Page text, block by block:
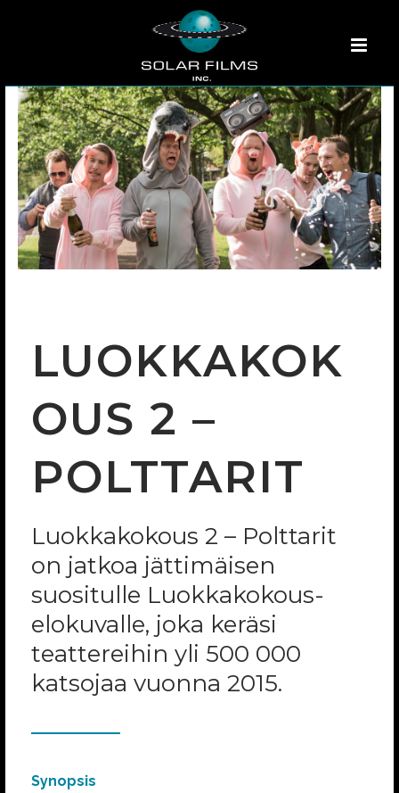
LUOKKAKOK
OUS 2 –
POLTTARIT
Luokkakokous 2 – Polttarit
on jatkoa jättimäisen
suositulle Luokkakokous-
elokuvalle, joka keräsi
teattereihin yli 500 000
katsojaa vuonna 2015.
Synopsis